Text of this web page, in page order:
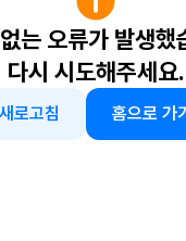
는 오류가 발생했
다시 시도해주세요.
새로고침 홈으로 가기